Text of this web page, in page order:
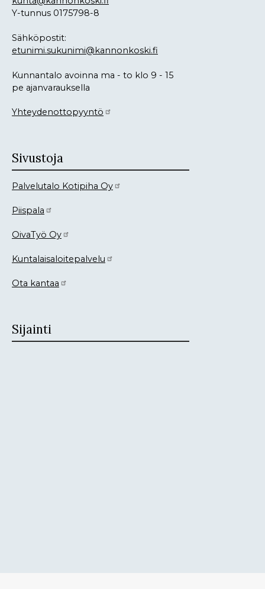
Y-tunnus 0175798-8
Sähköpostit:
etunimi.sukunimi@kannonkoski.fi
Kunnantalo avoinna ma - to klo 9 - 15
pe ajanvarauksella
Yhteydenottopyyntö
Sivustoja
Palvelutalo Kotipiha Oy
Piispala
OivaTyö Oy
Kuntalaisaloitepalvelu
Ota kantaa
Sijainti